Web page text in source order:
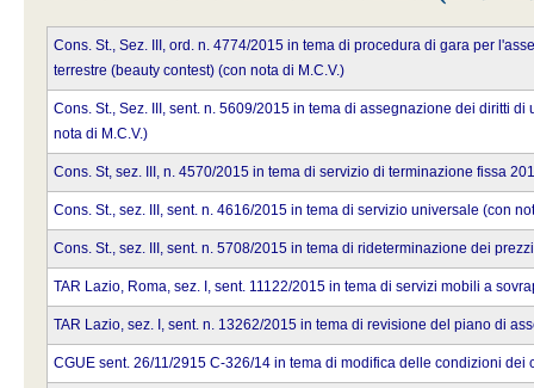
Cons. St., Sez. III, ord. n. 4774/2015 in tema di procedura di gara per
terrestre (beauty contest) (con nota di M.C.V.)
Cons. St., Sez. III, sent. n. 5609/2015 in tema di assegnazione dei diritti
nota di M.C.V.)
Cons. St, sez. III, n. 4570/2015 in tema di servizio di terminazione fissa
Cons. St., sez. III, sent. n. 4616/2015 in tema di servizio universale (con
Cons. St., sez. III, sent. n. 5708/2015 in tema di rideterminazione dei
TAR Lazio, Roma, sez. I, sent. 11122/2015 in tema di servizi mobili a
TAR Lazio, sez. I, sent. n. 13262/2015 in tema di revisione del piano di
CGUE sent. 26/11/2915 C-326/14 in tema di modifica delle condizioni